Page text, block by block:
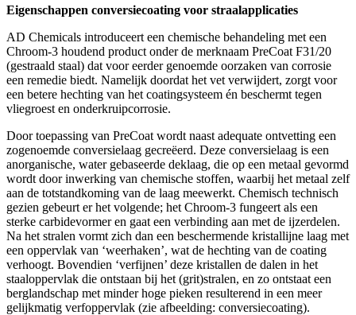
Eigenschappen conversiecoating voor straalapplicaties
AD Chemicals introduceert een chemische behandeling met een
Chroom-3 houdend product onder de merknaam PreCoat F31/20
(gestraald staal) dat voor eerder genoemde oorzaken van corrosie
een remedie biedt. Namelijk doordat het vet verwijdert, zorgt voor
een betere hechting van het coatingsysteem én beschermt tegen
vliegroest en onderkruipcorrosie.
Door toepassing van PreCoat wordt naast adequate ontvetting een
zogenoemde conversielaag gecreëerd. Deze conversielaag is een
anorganische, water gebaseerde deklaag, die op een metaal gevormd
wordt door inwerking van chemische stoffen, waarbij het metaal zelf
aan de totstandkoming van de laag meewerkt. Chemisch technisch
gezien gebeurt er het volgende; het Chroom-3 fungeert als een
sterke carbidevormer en gaat een verbinding aan met de ijzerdelen.
Na het stralen vormt zich dan een beschermende kristallijne laag met
een oppervlak van ‘weerhaken’, wat de hechting van de coating
verhoogt. Bovendien ‘verfijnen’ deze kristallen de dalen in het
staaloppervlak die ontstaan bij het (grit)stralen, en zo ontstaat een
berglandschap met minder hoge pieken resulterend in een meer
gelijkmatig verfoppervlak (zie afbeelding: conversiecoating).